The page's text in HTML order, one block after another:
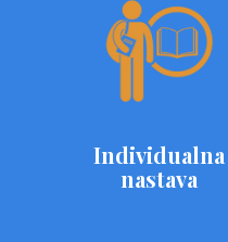
Individualna
nastava